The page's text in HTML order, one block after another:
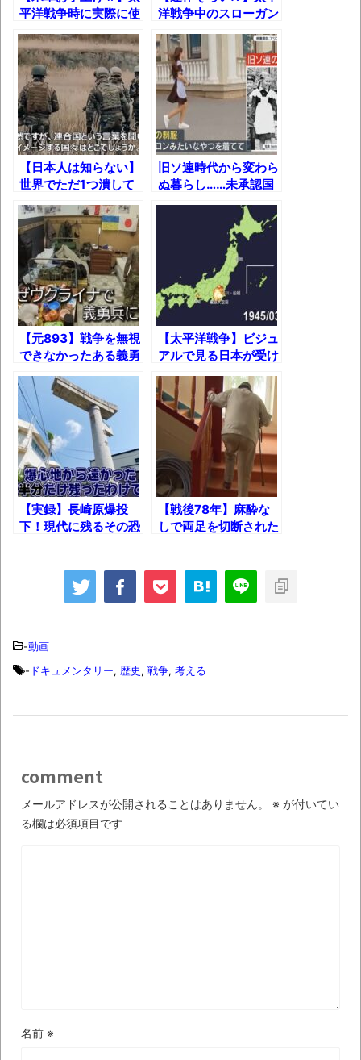
果･････････････････････････････
【動画】カニ、ちょっかい出してきた陰に
ブチギレ
長野県のなめこのデカさが規格外だったｗ
ｗ
新装版「ご冗談でしょう、ファインマンさ
ん（上）（下）」発売
【画像】整形で2400万円超えの美女、水着
グラビアに挑戦
歴ログは10周年ですがnoteに引っ越します
進撃の巨人シーズン7 ファイナルシーズンの
感想
TBS「マツコの知らない世界」スタグル特
ば自分たちで紹介だ！
時代の流れ
【衝撃】道志村の骨や服、沢の上流から流
されてきた可能性・・・・・・・・・
オーストラリアの男性飛行家 太平洋横断
飛行
屋やお煽り運転など盛りだくさん
「ム、ムリです・・・」メガネ美人ナース
に入院中のオレのオナサポ懇願したら・・・
まるで親子のような子猫とシェパード
【極画像】名古屋の地下鉄
wwwwwwwwwwww
平洋戦争時に実際に使
われた"鹿児島弁"暗号
リアル再現！
洋戦争中のスローガン
がとんでもなかった件
ｗ
【日本人は知らない】
世界でただ1つ潰して
しまってもいいことに
なっている国とは？
旧ソ連時代から変わら
ぬ暮らし……未承認国
家「沿ドニエストル共
【元893】戦争を無視
できなかったある義勇
兵の実話・・・
【太平洋戦争】ビジュ
アルで見る日本が受け
た空襲！
【実録】長崎原爆投
下！現代に残るその恐
【戦後78年】麻酔な
しで両足を切断された
は？
-動画
- ドキュメンタリー, 歴史, 戦争, 考える
comment
メールアドレスが公開されることはありません。 ※ が付いてい
る欄は必須項目です
名前 ※